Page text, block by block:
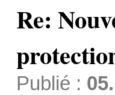
Re:
Publié :